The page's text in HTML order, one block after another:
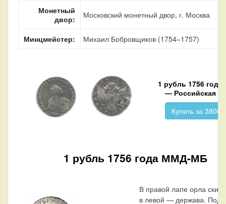
Монетный
двор:
Московский монетный двор, г. Москва
Минцмейстер: Михаил Бобровщиков (1754–1757)
1 рубль 1756
— Российская
Купить за
1 рубль 1756 года ММД-МБ
В правой лапе орла
в левой — держава. Под